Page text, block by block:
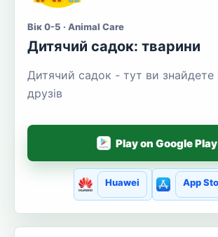
Вік 0-5 · Animal Care
Дитячий садок: тварини
Дитячий садок - тут ви знайдете
друзів
Play on Google Play
Huawei App